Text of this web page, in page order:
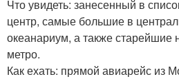
Что увидеть: занесенный в
центр, самые большие в
океанариум, а также старейшие
метро.
Как ехать: прямой авиарейс из